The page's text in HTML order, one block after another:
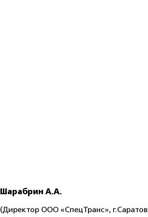
Шарабрин А.А.
(Директор ООО «СпецТранс»,